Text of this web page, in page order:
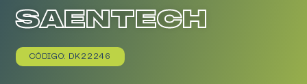
SAENTECH
CÓDIGO: DK22246